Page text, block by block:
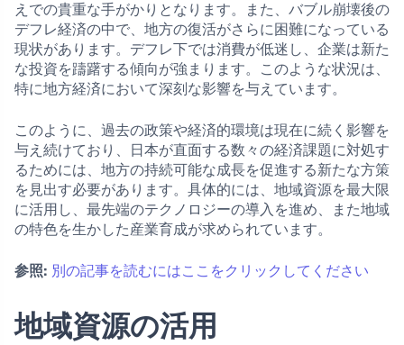
えでの貴重な手がかりとなります。また、バブル崩壊後の
デフレ経済の中で、地方の復活がさらに困難になっている
現状があります。デフレ下では消費が低迷し、企業は新た
な投資を躊躇する傾向が強まります。このような状況は、
特に地方経済において深刻な影響を与えています。
このように、過去の政策や経済的環境は現在に続く影響を
与え続けており、日本が直面する数々の経済課題に対処す
るためには、地方の持続可能な成長を促進する新たな方策
を見出す必要があります。具体的には、地域資源を最大限
に活用し、最先端のテクノロジーの導入を進め、また地域
の特色を生かした産業育成が求められています。
参照: 別の記事を読むにはここをクリックしてください
地域資源の活用